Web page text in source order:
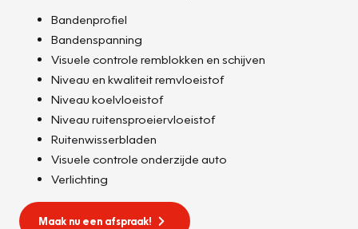
Bandenprofiel
Bandenspanning
Visuele controle remblokken en schijven
Niveau en kwaliteit remvloeistof
Niveau koelvloeistof
Niveau ruitensproeiervloeistof
Ruitenwisserbladen
Visuele controle onderzijde auto
Verlichting
Maak nu een afspraak!